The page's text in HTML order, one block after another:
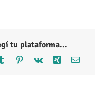
tu plataforma...
Tumblr Pinterest
Vk Xing Correo